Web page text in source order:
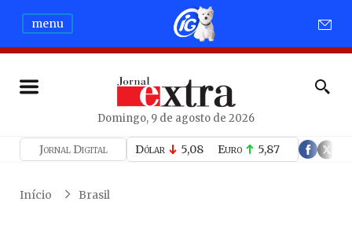
menu
Domingo, 9 de agosto de 2026
Jornal Digital Dólar 5,08 Euro 5,87
Início Brasil